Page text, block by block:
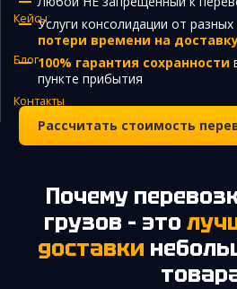
Кейсы
Блог
Контакты
Закупка и поставка товаров из
Поиск поставщика в Китае
Таможенное оформление
Услуги консолидации от
потери времени на
100% гарантия сохранности
пункте прибытия
Рассчитать стоимость
Почему перевозка сборных
грузов – это
доставки